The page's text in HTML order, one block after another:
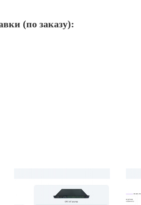
(по заказу):